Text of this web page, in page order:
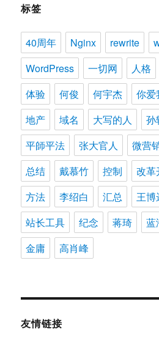
标签
40周年 Nginx rewrite
WordPress
一切网 人格
体验
何俊 何宇杰 你爱
地产
域名 大写的人 孙
平師平法
张大官人 微营
总结
戴慕竹 控制 改革
方法
李绍白 汇总 王博
站长工具
纪念 蒋琦 蓝
金庸
高肖峰
友情链接